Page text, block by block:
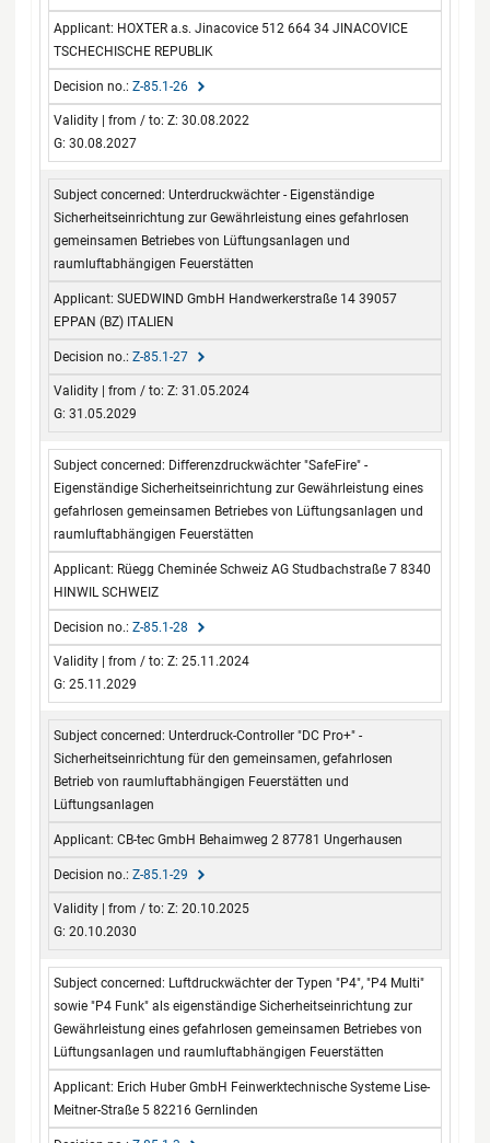
HOXTER a.s. Jinacovice 512 664 34 JINACOVICE
TSCHECHISCHE REPUBLIK
Z-85.1-26
Z: 30.08.2022
G: 30.08.2027
Unterdruckwächter - Eigenständige
Sicherheitseinrichtung zur Gewährleistung eines gefahrlosen
gemeinsamen Betriebes von Lüftungsanlagen und
raumluftabhängigen Feuerstätten
SUEDWIND GmbH Handwerkerstraße 14 39057
EPPAN (BZ) ITALIEN
Z-85.1-27
Z: 31.05.2024
G: 31.05.2029
Differenzdruckwächter "SafeFire" -
Eigenständige Sicherheitseinrichtung zur Gewährleistung eines
gefahrlosen gemeinsamen Betriebes von Lüftungsanlagen und
raumluftabhängigen Feuerstätten
Rüegg Cheminée Schweiz AG Studbachstraße 7 8340
HINWIL SCHWEIZ
Z-85.1-28
Z: 25.11.2024
G: 25.11.2029
Unterdruck-Controller "DC Pro+" -
Sicherheitseinrichtung für den gemeinsamen, gefahrlosen
Betrieb von raumluftabhängigen Feuerstätten und
Lüftungsanlagen
CB-tec GmbH Behaimweg 2 87781 Ungerhausen
Z-85.1-29
Z: 20.10.2025
G: 20.10.2030
Luftdruckwächter der Typen "P4", "P4 Multi"
sowie "P4 Funk" als eigenständige Sicherheitseinrichtung zur
Gewährleistung eines gefahrlosen gemeinsamen Betriebes von
Lüftungsanlagen und raumluftabhängigen Feuerstätten
Erich Huber GmbH Feinwerktechnische Systeme Lise-
Meitner-Straße 5 82216 Gernlinden